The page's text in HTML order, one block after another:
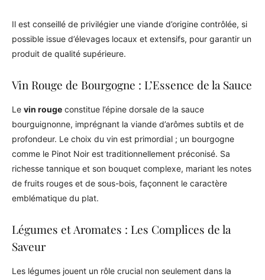
Il est conseillé de privilégier une viande d’origine contrôlée, si
possible issue d’élevages locaux et extensifs, pour garantir un
produit de qualité supérieure.
Vin Rouge de Bourgogne : L’Essence de la Sauce
Le vin rouge constitue l’épine dorsale de la sauce
bourguignonne, imprégnant la viande d’arômes subtils et de
profondeur. Le choix du vin est primordial ; un bourgogne
comme le Pinot Noir est traditionnellement préconisé. Sa
richesse tannique et son bouquet complexe, mariant les notes
de fruits rouges et de sous-bois, façonnent le caractère
emblématique du plat.
Légumes et Aromates : Les Complices de la
Saveur
Les légumes jouent un rôle crucial non seulement dans la